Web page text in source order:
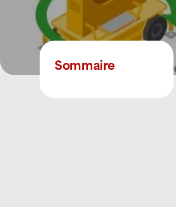
Sommaire